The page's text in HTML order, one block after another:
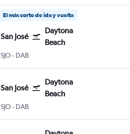
El más corto de ida y vuelta
San José
Daytona
Beach
SJO- DAB
San José
Daytona
Beach
SJO- DAB